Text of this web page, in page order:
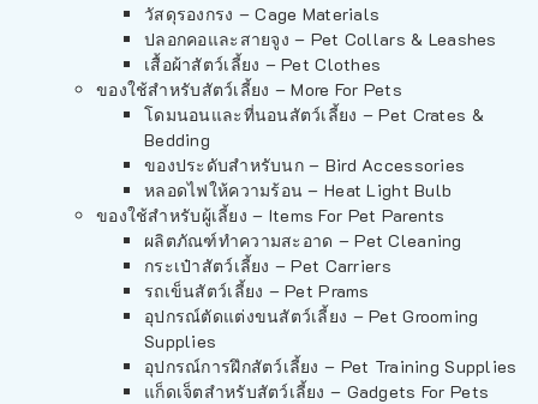
วัสดุรองกรง – Cage Materials
ปลอกคอและสายจูง – Pet Collars & Leashes
เสื้อผ้าสัตว์เลี้ยง – Pet Clothes
ของใช้สำหรับสัตว์เลี้ยง – More For Pets
โดมนอนและที่นอนสัตว์เลี้ยง – Pet Crates &
Bedding
ของประดับสำหรับนก – Bird Accessories
หลอดไฟให้ความร้อน – Heat Light Bulb
ของใช้สำหรับผู้เลี้ยง – Items For Pet Parents
ผลิตภัณฑ์ทำความสะอาด – Pet Cleaning
กระเป๋าสัตว์เลี้ยง – Pet Carriers
รถเข็นสัตว์เลี้ยง – Pet Prams
อุปกรณ์ตัดแต่งขนสัตว์เลี้ยง – Pet Grooming
Supplies
อุปกรณ์การฝึกสัตว์เลี้ยง – Pet Training Supplies
แก็ดเจ็ตสำหรับสัตว์เลี้ยง – Gadgets For Pets